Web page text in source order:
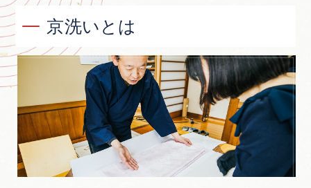
京洗いとは